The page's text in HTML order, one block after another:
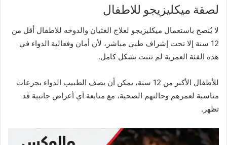
لصقة ميكليزيجو للاطفال
لا يُنصح باستعمال ميكليزيجو لعلاج الغثيان والدوخه للاطفال أقل من
12 سنة إلا تحت إشراف طبي مباشر، لأن أمان وفعالية الدواء في
هذه الفئة العمرية لم تثبت بشكل كامل.
للأطفال الأكبر من 12 سنة، يمكن أن يصف الطبيب الدواء بجرعات
مناسبة لعمرهم وحالتهم الصحية، مع متابعة أي أعراض جانبية قد
تظهر.